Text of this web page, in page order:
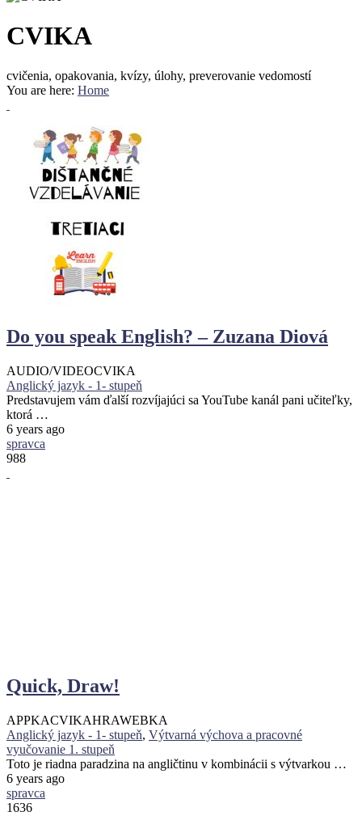
CVIKA
cvičenia, opakovania, kvízy, úlohy, preverovanie vedomostí
You are here: Home
Do you speak English? – Zuzana Diová
AUDIO/VIDEOCVIKA
Anglický jazyk - 1- stupeň
Predstavujem vám ďalší rozvíjajúci sa YouTube kanál pani učiteľky,
ktorá …
6 years ago
spravca
988
Quick, Draw!
APPKACVIKAHRAWEBKA
Anglický jazyk - 1- stupeň, Výtvarná výchova a pracovné
vyučovanie 1. stupeň
Toto je riadna paradzina na angličtinu v kombinácii s výtvarkou …
6 years ago
spravca
1636